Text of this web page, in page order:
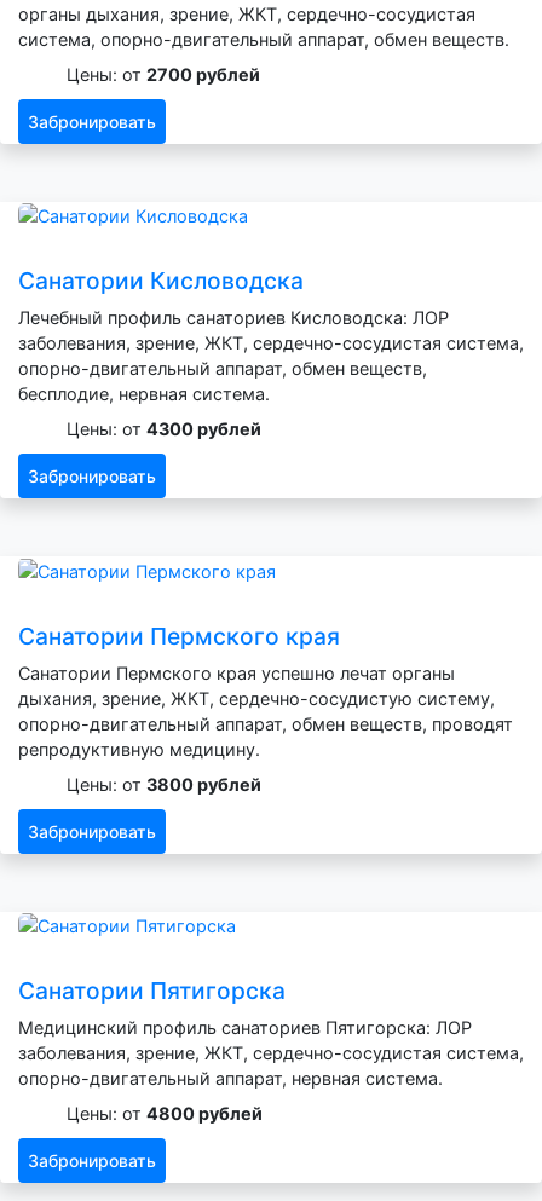
органы дыхания, зрение, ЖКТ, сердечно-сосудистая
система, опорно-двигательный аппарат, обмен веществ.
Цены: от 2700 рублей
Забронировать
Санатории Кисловодска
Лечебный профиль санаториев Кисловодска: ЛОР
заболевания, зрение, ЖКТ, сердечно-сосудистая система,
опорно-двигательный аппарат, обмен веществ,
бесплодие, нервная система.
Цены: от 4300 рублей
Забронировать
Санатории Пермского края
Санатории Пермского края успешно лечат органы
дыхания, зрение, ЖКТ, сердечно-сосудистую систему,
опорно-двигательный аппарат, обмен веществ, проводят
репродуктивную медицину.
Цены: от 3800 рублей
Забронировать
Санатории Пятигорска
Медицинский профиль санаториев Пятигорска: ЛОР
заболевания, зрение, ЖКТ, сердечно-сосудистая система,
опорно-двигательный аппарат, нервная система.
Цены: от 4800 рублей
Забронировать